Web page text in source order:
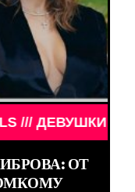
///
ОТ